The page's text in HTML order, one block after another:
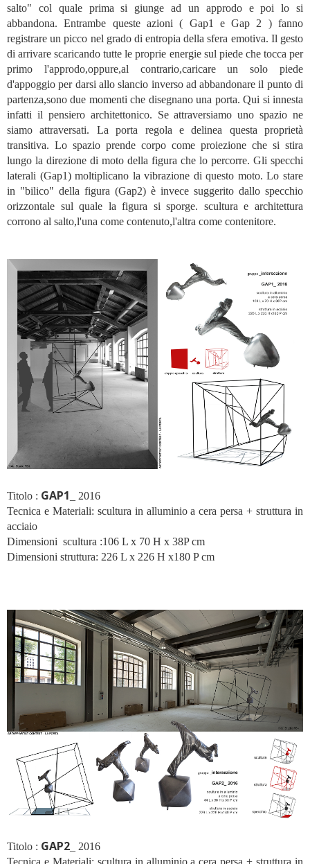
salto" col quale prima si giunge ad un approdo e poi lo si
abbandona. Entrambe queste azioni ( Gap1 e Gap 2 ) fanno
registrare un picco nel grado di entropia della sfera emotiva. Il gesto
di arrivare scaricando tutte le proprie energie sul piede che tocca per
primo l'approdo,oppure,al contrario,caricare un solo piede
d'appoggio per darsi allo slancio inverso ad abbandonare il punto di
partenza,sono due momenti che disegnano una porta. Qui si innesta
infatti il pensiero architettonico. Se attraversiamo uno spazio ne
siamo attraversati. La porta regola e delinea questa proprietà
transitiva. Lo spazio prende corpo come proiezione che si stira
lungo la direzione di moto della figura che lo percorre. Gli specchi
laterali (Gap1) moltiplicano la vibrazione di questo moto. Lo stare
in "bilico" della figura (Gap2) è invece suggerito dallo specchio
orizzontale sul quale la figura si sporge. scultura e architettura
corrono al salto,l'una come contenuto,l'altra come contenitore.
Titolo : GAP1
_ 2016
Tecnica e Materiali: scultura in alluminio a cera persa + struttura in
acciaio
Dimensioni scultura :106 L x 70 H x 38P cm
Dimensioni struttura: 226 L x 226 H x180 P cm
Titolo : GAP2 _ 2016